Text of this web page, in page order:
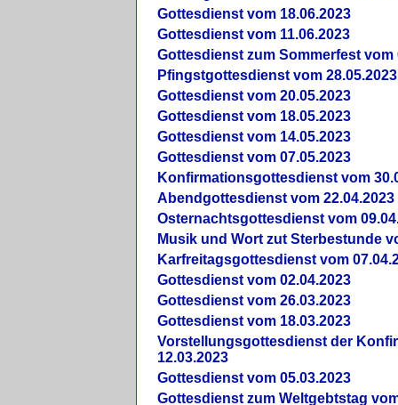
Gottesdienst vom 18.06.2023
Gottesdienst vom 11.06.2023
Gottesdienst zum Sommerfest vom
Pfingstgottesdienst vom 28.05.2023
Gottesdienst vom 20.05.2023
Gottesdienst vom 18.05.2023
Gottesdienst vom 14.05.2023
Gottesdienst vom 07.05.2023
Konfirmationsgottesdienst vom
Abendgottesdienst vom 22.04.2023
Osternachtsgottesdienst vom
Musik und Wort zut Sterbestunde
Karfreitagsgottesdienst vom
Gottesdienst vom 02.04.2023
Gottesdienst vom 26.03.2023
Gottesdienst vom 18.03.2023
Vorstellungsgottesdienst der
12.03.2023
Gottesdienst vom 05.03.2023
Gottesdienst zum Weltgebtstag